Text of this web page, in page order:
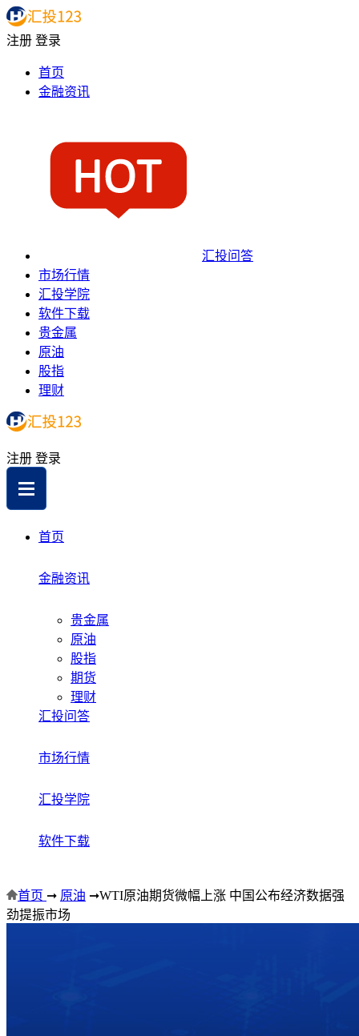
注册 登录
首页
金融资讯
汇投问答
市场行情
汇投学院
软件下载
贵金属
原油
股指
理财
注册 登录
首页
金融资讯
贵金属
原油
股指
期货
理财
汇投问答
市场行情
汇投学院
软件下载
首页 ➞ 原油 ➞WTI原油期货微幅上涨 中国公布经济数据强
劲提振市场